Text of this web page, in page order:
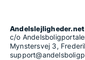
Andelslejligheder.net
c/o
Mynstersvej 3,